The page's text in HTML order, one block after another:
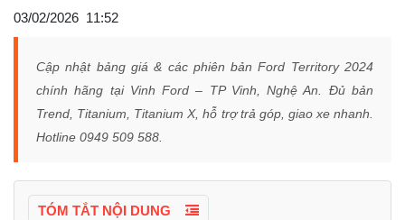
03/02/2026 11:52
Cập nhật bảng giá & các phiên bản Ford Territory 2024
chính hãng tại Vinh Ford – TP Vinh, Nghệ An. Đủ bản
Trend, Titanium, Titanium X, hỗ trợ trả góp, giao xe nhanh.
Hotline 0949 509 588.
TÓM TẮT NỘI DUNG